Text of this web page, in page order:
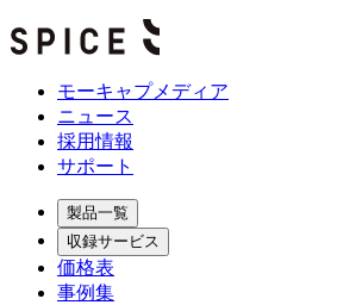
モーキャプメディア
ニュース
採用情報
サポート
製品一覧
収録サービス
価格表
事例集